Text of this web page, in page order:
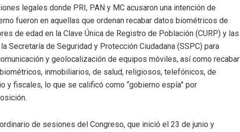
legales donde PRI, PAN y MC acusaron una intención de
fueron en aquellas que ordenan recabar datos biométricos de
de edad en la Clave Única de Registro de Población (CURP) y las
Secretaría de Seguridad y Protección Ciudadana (SSPC) para
y geolocalización de equipos móviles, así como recabar
inmobiliarios, de salud, religiosos, telefónicos, de
y fiscales, lo que se calificó como “gobierno espía” por
de sesiones del Congreso, que inició el 23 de junio y